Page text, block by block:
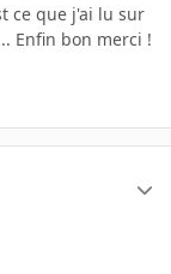
ce que j'ai lu sur
Enfin bon merci !